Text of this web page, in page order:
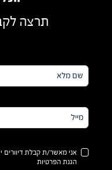
תרצה
שם
מלא*
מייל*
אני מאשר/ת קבלת דיוורים
הגנת הפרטיות